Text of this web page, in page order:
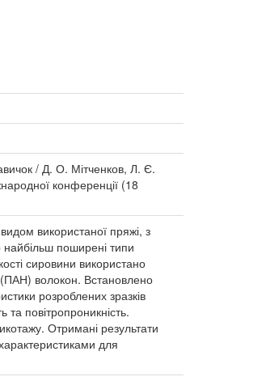
/ Д. О. Мітченков, Л. Є.
конференції (18
використаної пряжі, з
найбільш поширені типи
сировини використано
(ПАН) волокон. Встановлено
розроблених зразків
та повітропроникність.
Отримані результати
для